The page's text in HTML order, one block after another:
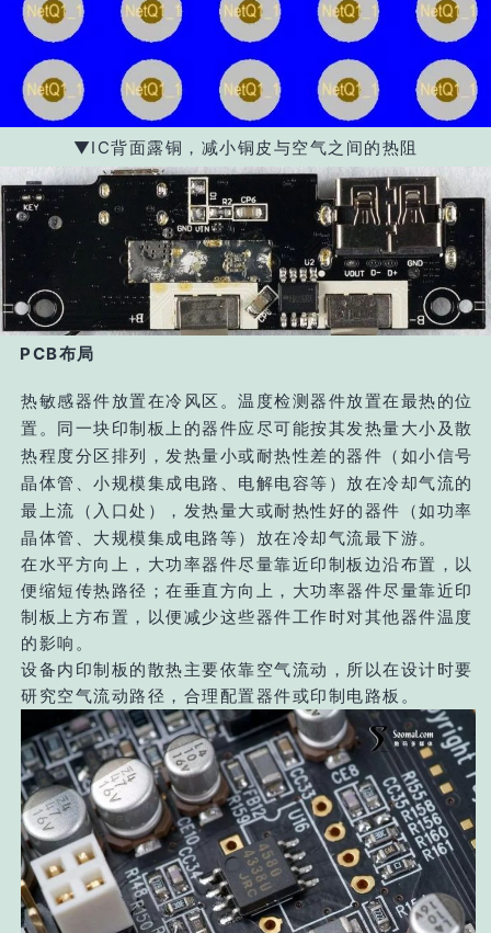
▼IC背面露铜，减小铜皮与空气之间的热阻
PCB布局
热敏感器件放置在冷风区。 温度检测器件放置在最热的位
置 。 同一块印制板上的器件应尽可能按其发热量大小及散
热程度分区排列，发热量小或耐热性差的器件（如小信号
晶体管、小规模集成电路、电解电容等）放在冷却气流的
最上流（入口处），发热量大或耐热性好的器件（如功率
晶体管、大规模集成电路等）放在冷却气流最下游。
在水平方向上，大功率器件尽量靠近印制板边沿布置，以
便缩短传热路径；在垂直方向上，大功率器件尽量靠近印
制板上方布置，以便减少这些器件工作时对其他器件温度
的影响。
设备内印制板的散热主要依靠空气流动，所以在设计时要
研究空气流动路径，合理配置器件或印制电路板。